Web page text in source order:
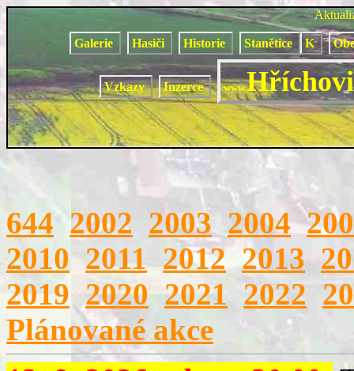
Galerie Hasiči Historie Stanětice K
Vzkazy Inzerce www.
644 2002 2003 2004
2010 2011 2012 2013
2019 2020 2021 2022
Plánované akce